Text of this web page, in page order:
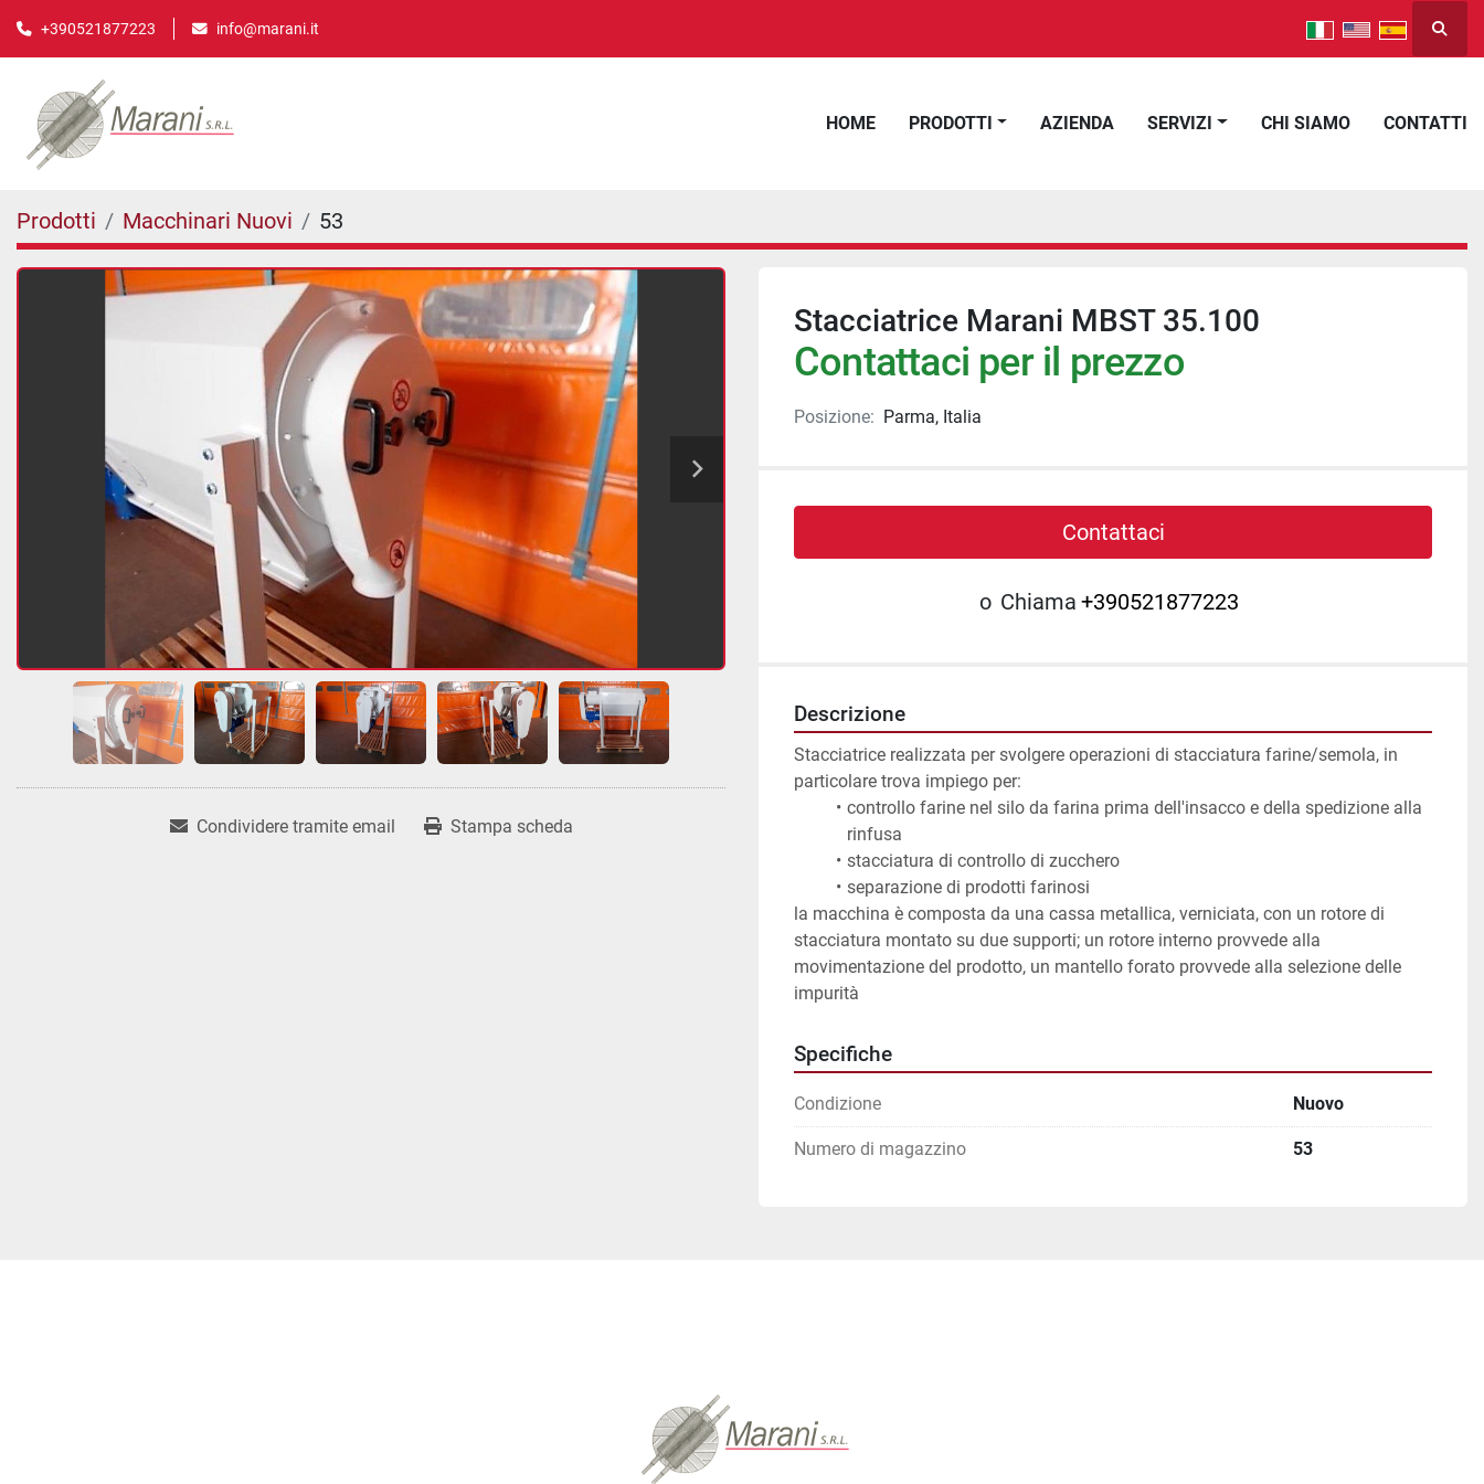
+390521877223 info@marani.it
Cerca
HOME PRODOTTI AZIENDA SERVIZI CHI SIAMO CONTATTI
Prodotti Macchinari Nuovi 53
Condividere tramite email Stampa scheda
Stacciatrice Marani MBST 35.100
Contattaci per il prezzo
Posizione: Parma, Italia
Contattaci
o Chiama +390521877223
Descrizione
Stacciatrice realizzata per svolgere operazioni di stacciatura farine/semola, in
particolare trova impiego per:
controllo farine nel silo da farina prima dell'insacco e della spedizione alla
rinfusa
stacciatura di controllo di zucchero
separazione di prodotti farinosi
la macchina è composta da una cassa metallica, verniciata, con un rotore di
stacciatura montato su due supporti; un rotore interno provvede alla
movimentazione del prodotto, un mantello forato provvede alla selezione delle
impurità
Specifiche
Condizione Nuovo
Numero di magazzino 53